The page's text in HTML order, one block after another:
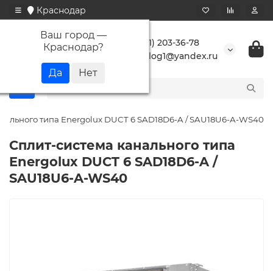
Краснодар
Ваш город —
Краснодар?
+7 (861) 203-36-78
buranlog1@yandex.ru
типа Energolux DUCT 6 SAD18D6-A / SAU18U6-A-WS40
Сплит-система канального типа
Energolux DUCT 6 SAD18D6-A /
SAU18U6-A-WS40